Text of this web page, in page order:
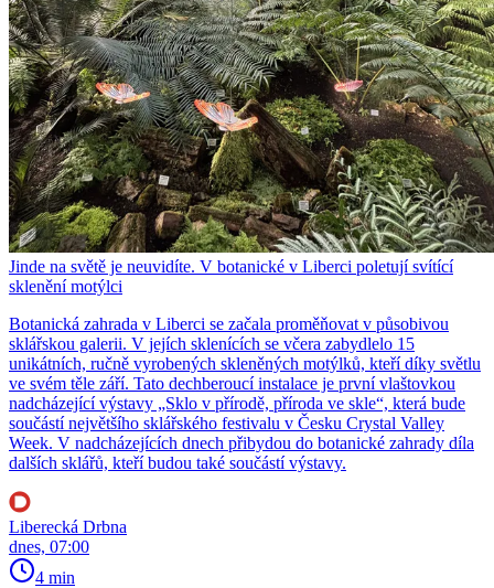
Jinde na světě je neuvidíte. V botanické v Liberci poletují svítící
sklenění motýlci
Botanická zahrada v Liberci se začala proměňovat v působivou
sklářskou galerii. V jejích sklenících se včera zabydlelo 15
unikátních, ručně vyrobených skleněných motýlků, kteří díky světlu
ve svém těle září. Tato dechberoucí instalace je první vlaštovkou
nadcházející výstavy „Sklo v přírodě, příroda ve skle“, která bude
součástí největšího sklářského festivalu v Česku Crystal Valley
Week. V nadcházejících dnech přibydou do botanické zahrady díla
dalších sklářů, kteří budou také součástí výstavy.
Liberecká Drbna
dnes, 07:00
4 min